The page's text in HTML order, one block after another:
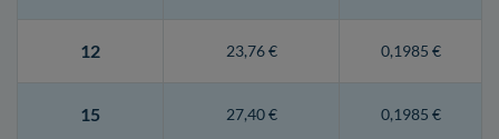
12 23,76 € 0,1985 €
15 27,40 € 0,1985 €